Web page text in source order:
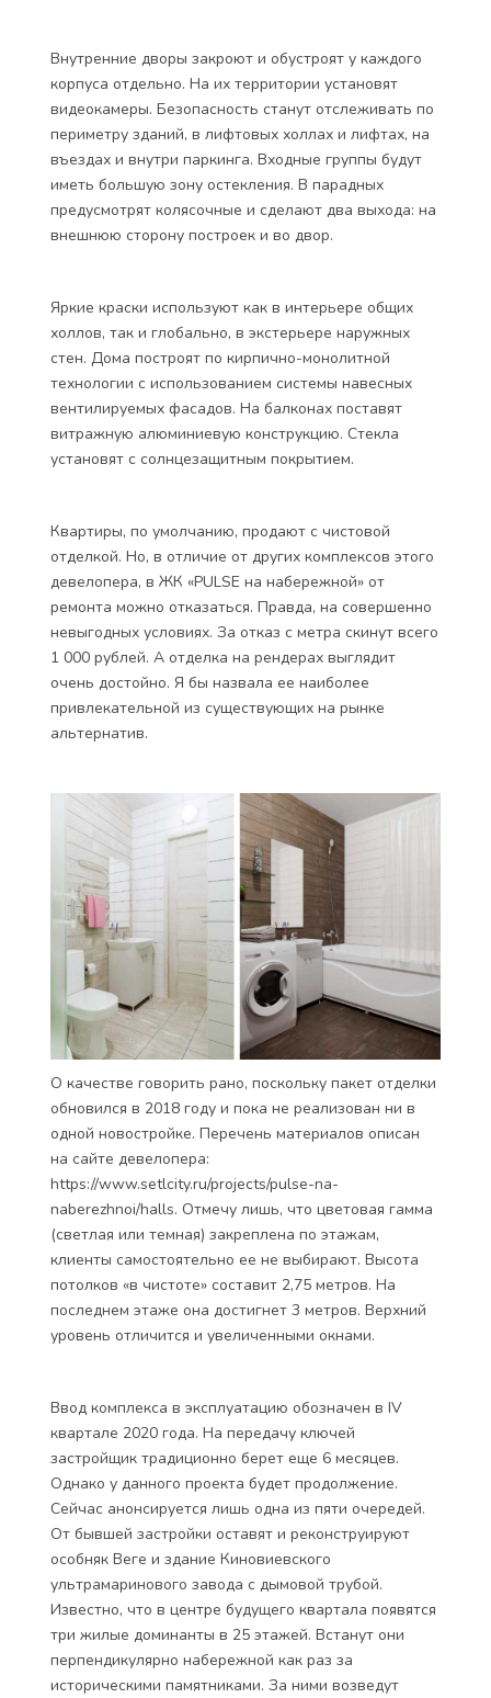
Внутренние дворы закроют и обустроят у каждого
корпуса отдельно. На их территории установят
видеокамеры. Безопасность станут отслеживать по
периметру зданий, в лифтовых холлах и лифтах, на
въездах и внутри паркинга. Входные группы будут
иметь большую зону остекления. В парадных
предусмотрят колясочные и сделают два выхода: на
внешнюю сторону построек и во двор.
Яркие краски используют как в интерьере общих
холлов, так и глобально, в экстерьере наружных
стен. Дома построят по кирпично-монолитной
технологии с использованием системы навесных
вентилируемых фасадов. На балконах поставят
витражную алюминиевую конструкцию. Стекла
установят с солнцезащитным покрытием.
Квартиры, по умолчанию, продают с чистовой
отделкой. Но, в отличие от других комплексов этого
девелопера, в ЖК «PULSE на набережной» от
ремонта можно отказаться. Правда, на совершенно
невыгодных условиях. За отказ с метра скинут всего
1 000 рублей. А отделка на рендерах выглядит
очень достойно. Я бы назвала ее наиболее
привлекательной из существующих на рынке
альтернатив.
О качестве говорить рано, поскольку пакет отделки
обновился в 2018 году и пока не реализован ни в
одной новостройке. Перечень материалов описан
на сайте девелопера:
https://www.setlcity.ru/projects/pulse-na-
naberezhnoi/halls. Отмечу лишь, что цветовая гамма
(светлая или темная) закреплена по этажам,
клиенты самостоятельно ее не выбирают. Высота
потолков «в чистоте» составит 2,75 метров. На
последнем этаже она достигнет 3 метров. Верхний
уровень отличится и увеличенными окнами.
Ввод комплекса в эксплуатацию обозначен в IV
квартале 2020 года. На передачу ключей
застройщик традиционно берет еще 6 месяцев.
Однако у данного проекта будет продолжение.
Сейчас анонсируется лишь одна из пяти очередей.
От бывшей застройки оставят и реконструируют
особняк Веге и здание Киновиевского
ультрамаринового завода с дымовой трубой.
Известно, что в центре будущего квартала появятся
три жилые доминанты в 25 этажей. Встанут они
перпендикулярно набережной как раз за
историческими памятниками. За ними возведут